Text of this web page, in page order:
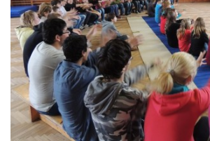
ŠKOLSKÁ RADA
PROJEKTY
ENVIRONMENTÁLNÍ VÝCHOVA